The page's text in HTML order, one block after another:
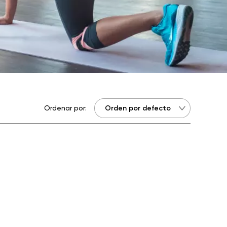
Ordenar por: